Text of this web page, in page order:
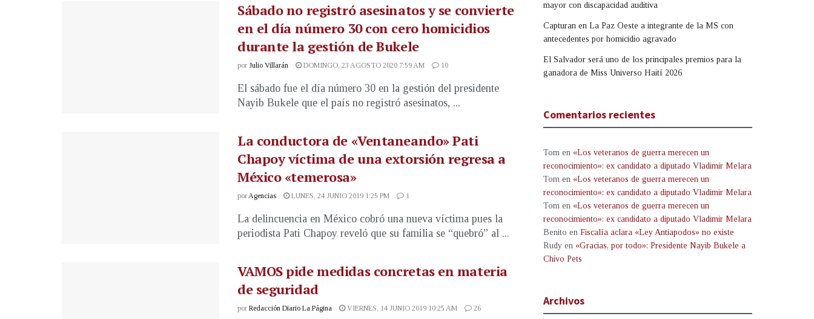
Sábado no registró asesinatos y se convierte
en el día número 30 con cero homicidios
durante la gestión de Bukele
por Julio Villarán DOMINGO, 23 AGOSTO 2020 7:59 AM 10
El sábado fue el día número 30 en la gestión del presidente
Nayib Bukele que el país no registró asesinatos, ...
La conductora de «Ventaneando» Pati
Chapoy víctima de una extorsión regresa a
México «temerosa»
por Agencias LUNES, 24 JUNIO 2019 1:25 PM 1
La delincuencia en México cobró una nueva víctima pues la
periodista Pati Chapoy reveló que su familia se “quebró” al ...
VAMOS pide medidas concretas en materia
de seguridad
por Redacción Diario La Página VIERNES, 14 JUNIO 2019 10:25 AM 26
mayor con discapacidad auditiva
Capturan en La Paz Oeste a integrante de la MS con
antecedentes por homicidio agravado
El Salvador será uno de los principales premios para la
ganadora de Miss Universo Haití 2026
Comentarios recientes
Tom en «Los veteranos de guerra merecen un
reconocimiento»: ex candidato a diputado Vladimir Melara
Tom en «Los veteranos de guerra merecen un
reconocimiento»: ex candidato a diputado Vladimir Melara
Tom en «Los veteranos de guerra merecen un
reconocimiento»: ex candidato a diputado Vladimir Melara
Benito en Fiscalía aclara «Ley Antiapodos» no existe
Rudy en «Gracias, por todo»: Presidente Nayib Bukele a
Chivo Pets
Archivos